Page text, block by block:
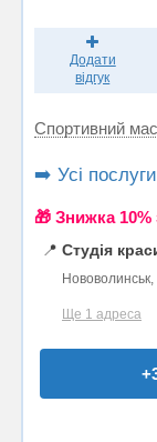
Додати
відгук
Спортивний
➡️ Усі
🎁 Знижка
📍 Студія
Ще 1 адреса